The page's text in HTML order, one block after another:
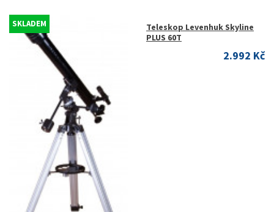
SKLADEM
Teleskop Levenhuk Skyline
PLUS 60T
2.992 Kč